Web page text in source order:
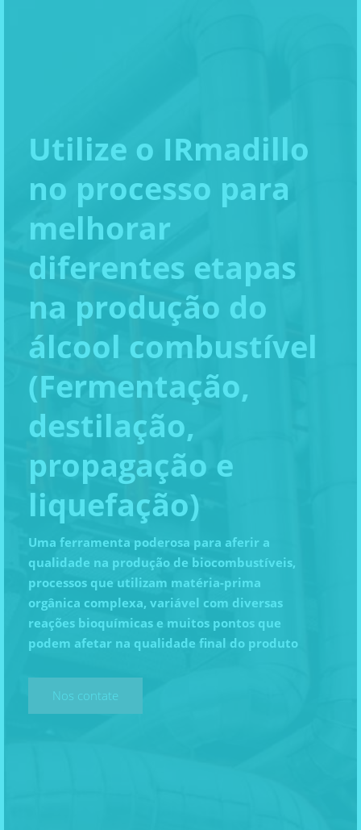
Utilize o IRmadillo
no processo para
melhorar
diferentes etapas
na produção do
álcool combustível
(Fermentação,
destilação,
propagação e
liquefação)
Uma ferramenta poderosa para aferir a
qualidade na produção de biocombustíveis,
processos que utilizam matéria-prima
orgânica complexa, variável com diversas
reações bioquímicas e muitos pontos que
podem afetar na qualidade final do produto
Nos contate